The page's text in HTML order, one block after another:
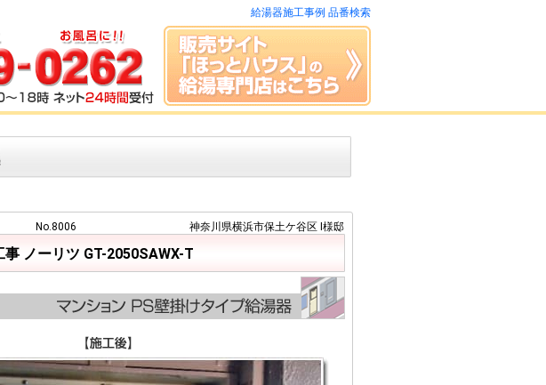
給湯器施工事例 品番検索
No.8006 神奈川県横浜市保土ケ谷区 I様邸
ノーリツ GT-2050SAWX-T